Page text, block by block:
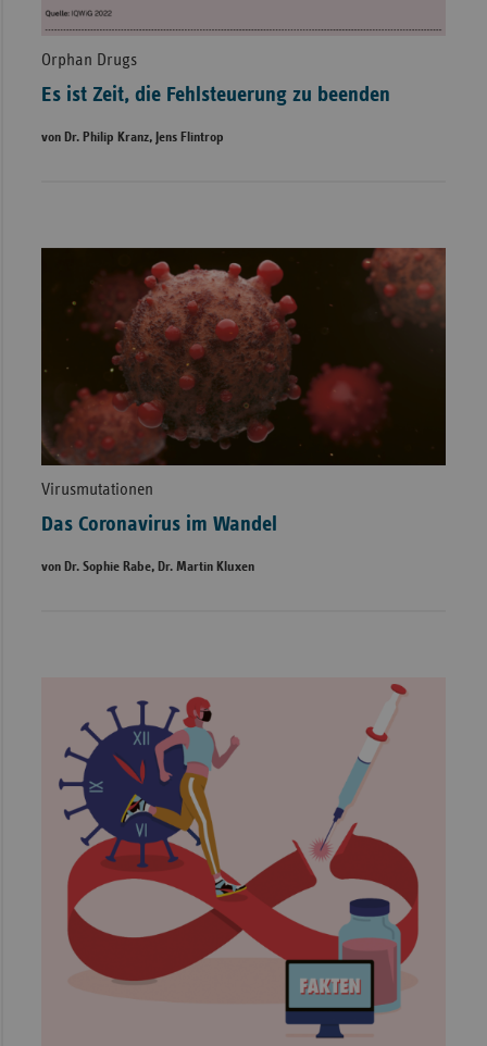
Orphan Drugs
Es ist Zeit, die Fehlsteuerung zu beenden
von Dr. Philip Kranz, Jens Flintrop
Virusmutationen
Das Coronavirus im Wandel
von Dr. Sophie Rabe, Dr. Martin Kluxen